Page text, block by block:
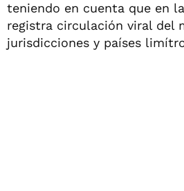
teniendo en cuenta que en
registra circulación viral del
jurisdicciones y países